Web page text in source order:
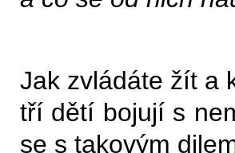
Jak zvládáte žít a
tří dětí bojují s
se s takovým